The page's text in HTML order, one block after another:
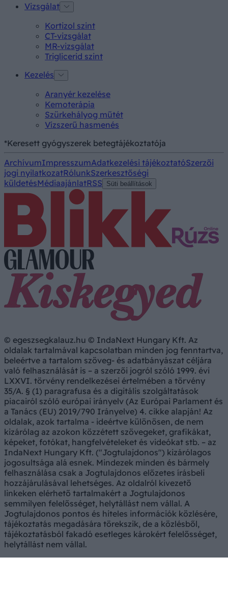
Vizsgálat
Kortizol szint
CT-vizsgálat
MR-vizsgálat
Triglicerid szint
Kezelés
Aranyér kezelése
Kemoterápia
Szürkehályog műtét
Vízszerű hasmenés
*Keresett gyógyszerek betegtájékoztatója
ArchívumImpresszumAdatkezelési tájékoztatóSzerzői
jogi nyilatkozatRólunkSzerkesztőségi
küldetésMédiaajánlatRSS Süti beállítások
© egeszsegkalauz.hu © IndaNext Hungary Kft. Az
oldalak tartalmával kapcsolatban minden jog fenntartva,
beleértve a tartalom szöveg- és adatbányászat céljára
való felhasználását is – a szerzői jogról szóló 1999. évi
LXXVI. törvény rendelkezései értelmében a törvény
35/A. § (1) paragrafusa és a digitális szolgáltatások
piacairól szóló európai irányelv (Az Európai Parlament és
a Tanács (EU) 2019/790 Irányelve) 4. cikke alapján! Az
oldalak, azok tartalma - ideértve különösen, de nem
kizárólag az azokon közzétett szövegeket, grafikákat,
képeket, fotókat, hangfelvételeket és videókat stb. – az
IndaNext Hungary Kft. ("Jogtulajdonos") kizárólagos
jogosultsága alá esnek. Mindezek minden és bármely
felhasználása csak a Jogtulajdonos előzetes írásbeli
hozzájárulásával lehetséges. Az oldalról kivezető
linkeken elérhető tartalmakért a Jogtulajdonos
semmilyen felelősséget, helytállást nem vállal. A
Jogtulajdonos pontos és hiteles információk közlésére,
tájékoztatás megadására törekszik, de a közlésből,
tájékoztatásból fakadó esetleges károkért felelősséget,
helytállást nem vállal.